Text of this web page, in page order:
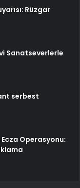
Rüzgar
Sanatseverlerle
serbest
Operasyonu: